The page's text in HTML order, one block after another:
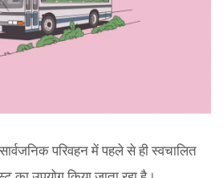
परिवहन में पहले से ही स्वचालित